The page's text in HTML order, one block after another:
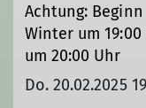
Achtung:
Winter um
um 20:00 Uhr
Do. 20.02.2025